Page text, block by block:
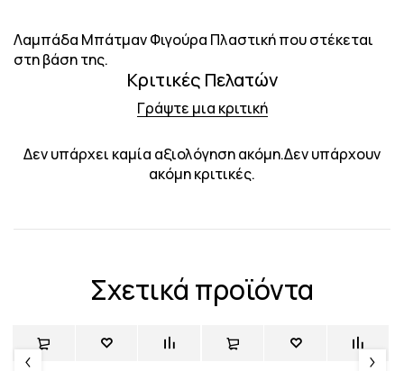
Λαμπάδα Μπάτμαν Φιγούρα Πλαστική που στέκεται
στη βάση της.
Κριτικές Πελατών
Γράψτε μια κριτική
Δεν υπάρχει καμία αξιολόγηση ακόμη.Δεν υπάρχουν
ακόμη κριτικές.
Σχετικά προϊόντα